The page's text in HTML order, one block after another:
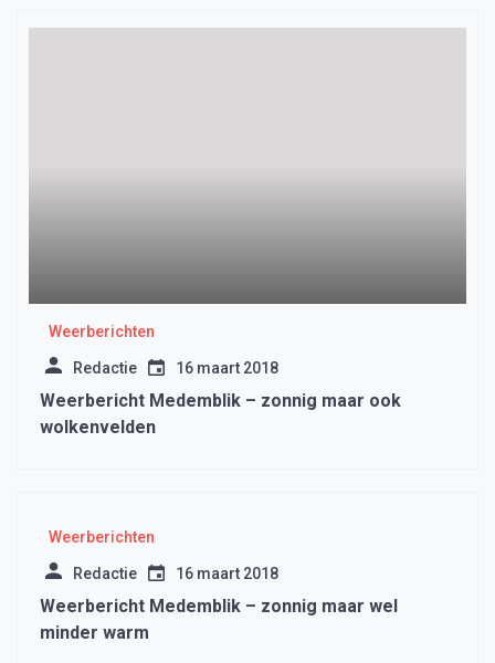
Weerberichten
Redactie 16 maart 2018
Weerbericht Medemblik – zonnig maar ook
wolkenvelden
Weerberichten
Redactie 16 maart 2018
Weerbericht Medemblik – zonnig maar wel
minder warm